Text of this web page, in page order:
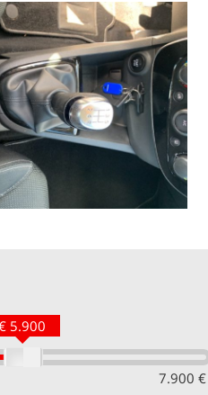
7.900 €
5.900